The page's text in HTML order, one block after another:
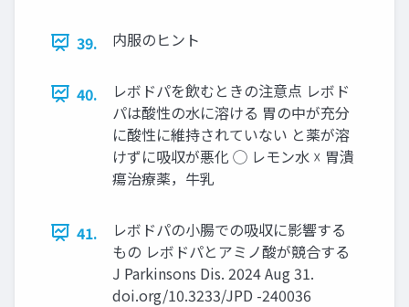
39. 内服のヒント
40.
レボドパを飲むときの注意点 レボド
パは酸性の水に溶ける 胃の中が充分
に酸性に維持されていない と薬が溶
けずに吸収が悪化 ◯ レモン水 ☓ 胃潰
瘍治療薬，牛乳
41.
レボドパの小腸での吸収に影響する
もの レボドパとアミノ酸が競合する
J Parkinsons Dis. 2024 Aug 31.
doi.org/10.3233/JPD -240036